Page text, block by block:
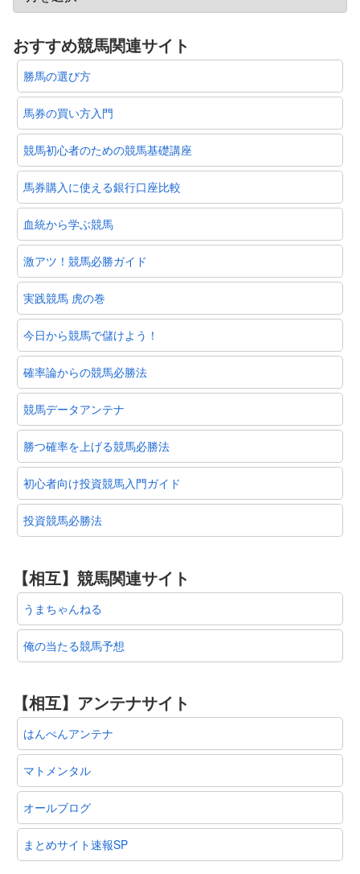
おすすめ競馬関連サイト
勝馬の選び方
馬券の買い方入門
競馬初心者のための競馬基礎講座
馬券購入に使える銀行口座比較
血統から学ぶ競馬
激アツ！競馬必勝ガイド
実践競馬 虎の巻
今日から競馬で儲けよう！
確率論からの競馬必勝法
競馬データアンテナ
勝つ確率を上げる競馬必勝法
初心者向け投資競馬入門ガイド
投資競馬必勝法
【相互】競馬関連サイト
うまちゃんねる
俺の当たる競馬予想
【相互】アンテナサイト
はんぺんアンテナ
マトメンタル
オールブログ
まとめサイト速報SP